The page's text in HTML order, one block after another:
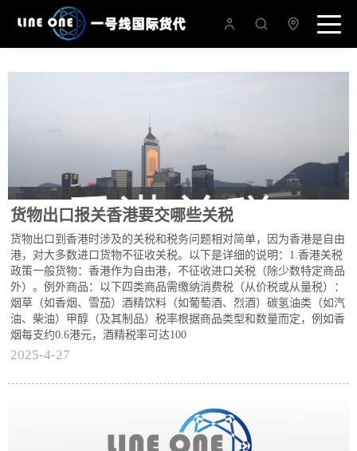
货物出口报关香港要交哪些关税
货物出口到香港时涉及的关税和税务问题相对简单，因为香港是自由
港，对大多数进口货物不征收关税。以下是详细的说明：1.香港关税
政策一般货物：香港作为自由港，不征收进口关税（除少数特定商品
外）。例外商品：以下四类商品需缴纳消费税（从价税或从量税）：
烟草（如香烟、雪茄）酒精饮料（如葡萄酒、烈酒）碳氢油类（如汽
油、柴油）甲醇（及其制品）税率根据商品类型和数量而定，例如香
烟每支约0.6港元，酒精税率可达100
2025-4-27